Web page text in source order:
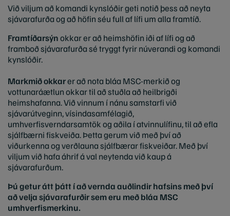
Við viljum að komandi kynslóðir geti notið þess að neyta
sjávarafurða og að höfin séu full af lífi um alla framtíð.
Framtíðarsýnokkar er að heimshöfin iði af lífi og að
framboð sjávarafurða sé tryggt fyrir núverandi og komandi
kynslóðir.
Markmið okkarer að nota bláa MSC-merkið og
vottunaráætlun okkar til að stuðla að heilbrigði
heimshafanna. Við vinnum í nánu samstarfi við
sjávarútveginn, vísindasamfélagið,
umhverfisverndarsamtök og aðila í atvinnulífinu, til að efla
sjálfbærni fiskveiða. Þetta gerum við með því að
viðurkenna og verðlauna sjálfbærar fiskveiðar. Með því
viljum við hafa áhrif á val neytenda við kaup á
sjávarafurðum.
Þú getur átt þátt í að vernda auðlindir hafsins með því
að velja sjávarafurðir sem eru með bláa MSC
umhverfismerkinu.